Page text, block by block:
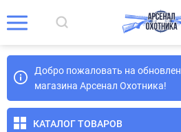
Добро пожаловать на
магазина Арсенал Охотника!
КАТАЛОГ ТОВАРОВ